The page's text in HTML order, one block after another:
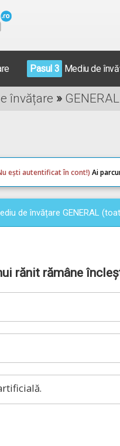
Pasul 3 Mediu de
învățare »
ești autentificat în cont!) Ai
de învățare GENERAL
rănit rămâne